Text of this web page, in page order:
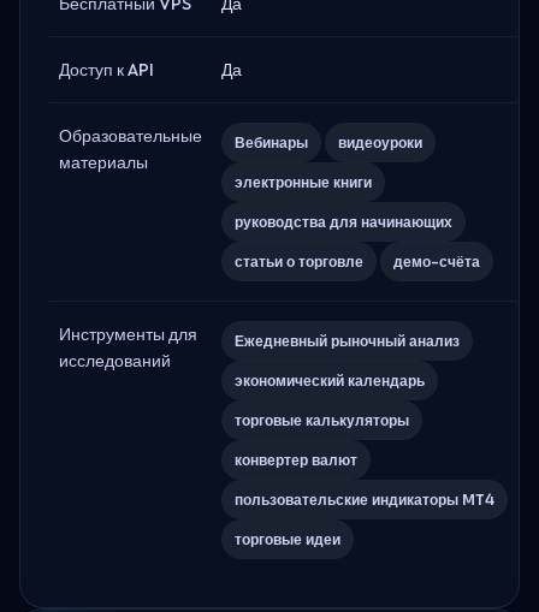
Доступ к API Да
Образовательные
материалы
Вебинары видеоуроки
электронные книги
руководства для начинающих
статьи о торговле демо-счёта
Инструменты для
исследований
Ежедневный рыночный анализ
экономический календарь
торговые калькуляторы
конвертер валют
пользовательские индикаторы MT4
торговые идеи